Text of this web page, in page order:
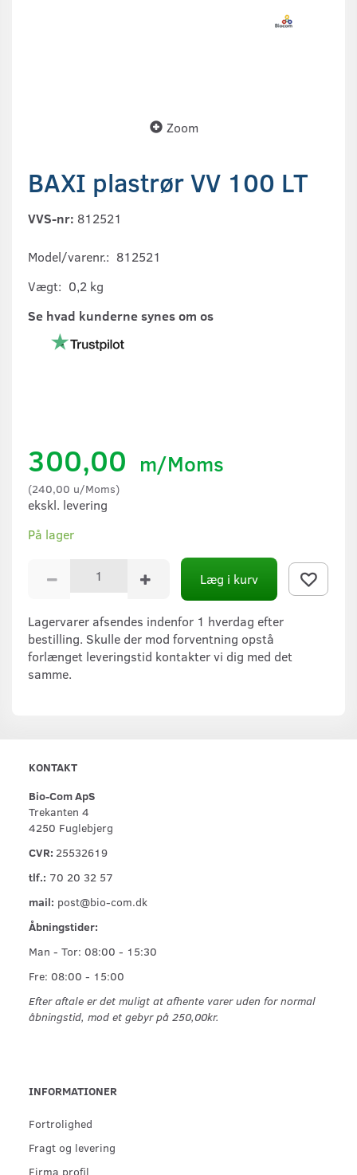
Zoom
BAXI plastrør VV 100 LT
VVS-nr: 812521
Model/varenr.: 812521
Vægt: 0,2 kg
Se hvad kunderne synes om os
300,00 m/Moms
(240,00 u/Moms)
ekskl. levering
På lager
Læg i kurv
Lagervarer afsendes indenfor 1 hverdag efter
bestilling. Skulle der mod forventning opstå
forlænget leveringstid kontakter vi dig med det
samme.
KONTAKT
Bio-Com ApS
Trekanten 4
4250 Fuglebjerg
CVR: 25532619
tlf.: 70 20 32 57
mail: post@bio-com.dk
Åbningstider:
Man - Tor: 08:00 - 15:30
Fre: 08:00 - 15:00
Efter aftale er det muligt at afhente varer uden for normal
åbningstid, mod et gebyr på 250,00kr.
INFORMATIONER
Fortrolighed
Fragt og levering
Firma profil